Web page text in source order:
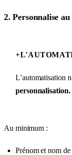
2. Personnalise
+
L’automatisation
personnalisation.
Au minimum :
Prénom et nom de